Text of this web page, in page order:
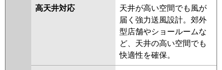
高天井対応
天井が高い空間でも風が
届く強力送風設計。郊外
型店舗やショールームな
ど、天井の高い空間でも
快適性を確保。